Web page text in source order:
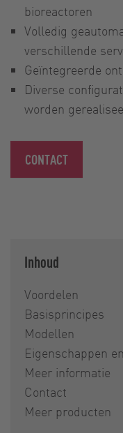
bioreactoren
Volledig
verschillende
Geïntegreerde
Diverse
worden
CONTACT
Inhoud
Voordelen
Basisprincipes
Modellen
Eigenschappen
Meer informatie
Contact
Meer producten